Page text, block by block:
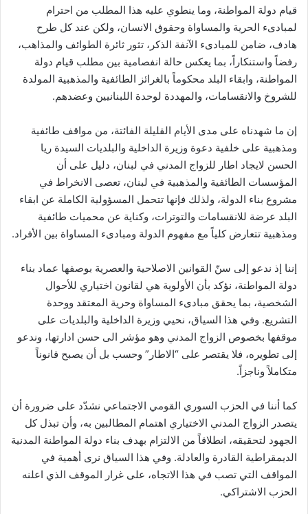
قيام دولة المواطنة، وما ينطوي عليه هذا المطلب من احترام
لمبادىء الحرية والمساواة وحقوق الانسان، ولكن عند كل طرح
هادف، ضامن للمبادىء الآنفة الذكر، تثور ثائرة الطوائف والمذاهب،
رفضاً واستنكاراً، بما يعكس حالة انفصامية بين مطلب قيام دولة
المواطنة، وابقاء البلد محكوماً بالغرائز الطائفية والمذهبية المولدة
للشروخ والانقسامات، والمهددة لوحدة اللبنانيين وعضدهم.
إن ما شهدناه على مدى الأيام القليلة الفائتة، من مواقف طائفية
ومذهبية على خلفية دعوة وزيرة الداخلية والبلديات السيدة ريا
الحسن لايجاد اطار للزواج المدني في لبنان، دليل على أن
المؤسسات الطائفية والمذهبية في لبنان، تعصى الانخراط في
مشروع بناء الدولة، ولذلك فإنها تتحمل المسؤولية الكاملة عن ابقاء
البلد عرضة للانقسامات والتوترات، وكناية عن محميات طائفية
ومذهبية تتعارض كلياً مع مفهوم الدولة ومبادىء المساواة بين الأفراد.
إننا إذ ندعو إلى سنّ القوانين الاصلاحية والعصرية بوصفها عماد بناء
دولة المواطنة، نؤكد بأن الأولوية هي لقانون اختياري للأحوال
الشخصية، بما يحقق مبادىء المساواة وحرية المعتقد ووحدة
التشريع. وفي هذا السياق، نحيي وزيرة الداخلية والبلديات على
موقفها بخصوص الزواج المدني وهو مؤشر الى حسن ادارتها، وندعو
إلى تطويره، فلا يقتصر على “الاطار” وحسب بل أن يصبح قانوناً
متكاملاً وناجزاً.
كما أننا في الحزب السوري القومي الاجتماعي نشدّد على ضرورة أن
يتصدر الزواج المدني الاختياري اهتمام المطالبين به، وأن تبذل كل
الجهود لتحقيقه، انطلاقاً من الالتزام بهدف بناء دولة المواطنة المدنية
الديمقراطية القادرة والعادلة. وفي هذا السياق نرى أهمية في
المواقف التي تصب في هذا الاتجاه، على غرار الموقف الذي اعلنه
الحزب الاشتراكي.